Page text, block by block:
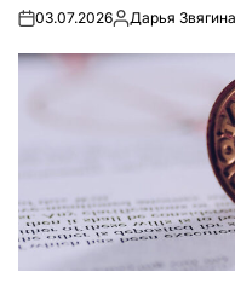
on03.07.2026Опубліковано
Дарья Звягина